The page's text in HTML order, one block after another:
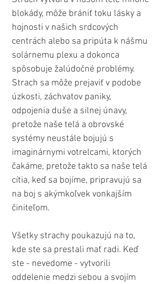
blokády, môže brániť toku lásky a
hojnosti v našich srdcových
centrách alebo sa pripúta k nášmu
solárnemu plexu a dokonca
spôsobuje žalúdočné problémy.
Strach sa môže prejaviť v podobe
úzkosti, záchvatov paniky,
odpojenia duše a silnej únavy,
pretože naše telá a obrovské
systémy neustále bojujú s
imaginárnymi votrelcami, ktorých
čakáme, pretože takto sa naše telá
cítia, keď sa bojíme, pripravujú sa
na boj s akýmkoľvek vonkajším
činiteľom.
Všetky strachy poukazujú na to,
kde ste sa prestali mať radi. Keď
ste - nevedome - vytvorili
oddelenie medzi sebou a svojím